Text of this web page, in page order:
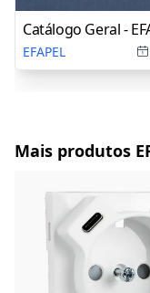
Catálogo Geral -
EFAPEL
Mais produtos